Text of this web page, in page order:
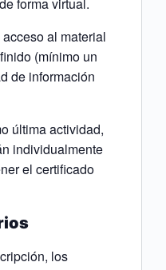
al material
(mínimo un
de información
última actividad,
individualmente
el certificado
los